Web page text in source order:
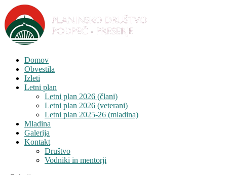
Domov
Obvestila
Izleti
Letni plan
Letni plan 2026 (člani)
Letni plan 2026 (veterani)
Letni plan 2025-26 (mladina)
Mladina
Galerija
Kontakt
Društvo
Vodniki in mentorji